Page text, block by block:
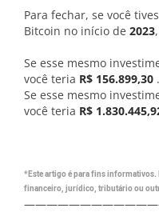
Para fechar, se você
Bitcoin no início de 2023
Se esse mesmo
você teria R$ 156.899,30 .
Se esse mesmo
você teria R$
*Este artigo é para fins informativos.
financeiro, jurídico, tributário ou